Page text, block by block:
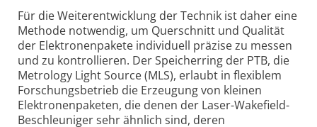
Für die Weiterentwicklung der Technik ist daher eine
Methode notwendig, um Querschnitt und Qualität
der Elektronen­pakete individuell präzise zu messen
und zu kontrollieren. Der Speicher­ring der PTB, die
Metrology Light Source (MLS), erlaubt in flexiblem
Forschungsbetrieb die Erzeugung von kleinen
Elektronenpaketen, die denen der Laser-Wakefield-
Beschleuniger sehr ähnlich sind, deren